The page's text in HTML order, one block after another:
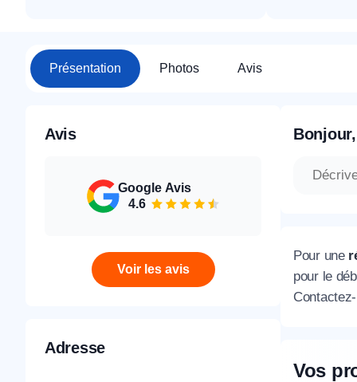
Présentation Photos Avis
Avis
Google Avis
4.6
Voir les avis
Adresse
Bonjour,
Pour une
pour le
Vos